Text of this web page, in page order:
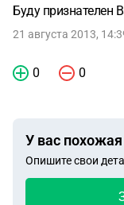
Буду признателен
21 августа 2013,
0 0
У вас
Опишите свои